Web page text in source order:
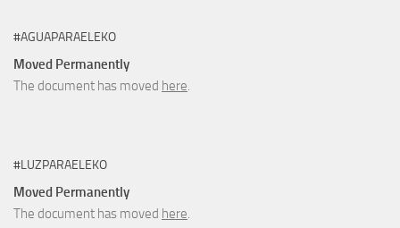
#AGUAPARAELEKO
Moved Permanently
The document has moved here.
#LUZPARAELEKO
Moved Permanently
The document has moved here.